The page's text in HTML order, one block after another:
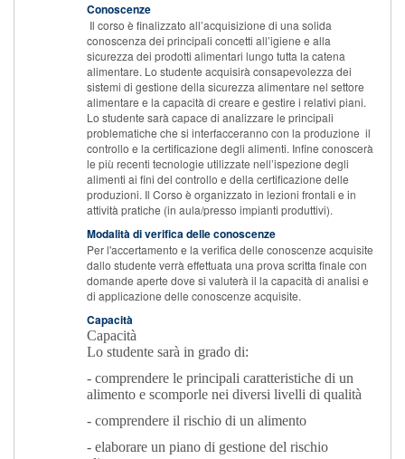
Conoscenze
Il corso è finalizzato all’acquisizione di una solida
conoscenza dei principali concetti all’igiene e alla
sicurezza dei prodotti alimentari lungo tutta la catena
alimentare. Lo studente acquisirà consapevolezza dei
sistemi di gestione della sicurezza alimentare nel settore
alimentare e la capacità di creare e gestire i relativi piani.
Lo studente sarà capace di analizzare le principali
problematiche che si interfacceranno con la produzione il
controllo e la certificazione degli alimenti. Infine conoscerà
le più recenti tecnologie utilizzate nell’ispezione degli
alimenti ai fini del controllo e della certificazione delle
produzioni. Il Corso è organizzato in lezioni frontali e in
attività pratiche (in aula/presso impianti produttivi).
Modalità di verifica delle conoscenze
Per l'accertamento e la verifica delle conoscenze acquisite
dallo studente verrà effettuata una prova scritta finale con
domande aperte dove si valuterà il la capacità di analisi e
di applicazione delle conoscenze acquisite.
Capacità
Capacità
Lo studente sarà in grado di:
- comprendere le principali caratteristiche di un
alimento e scomporle nei diversi livelli di qualità
- comprendere il rischio di un alimento
- elaborare un piano di gestione del rischio